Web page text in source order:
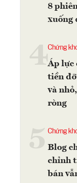
8
xuống
4Chứng
Áp lực
tiền
và
ròng
Chứng
Blog
chỉnh
bán